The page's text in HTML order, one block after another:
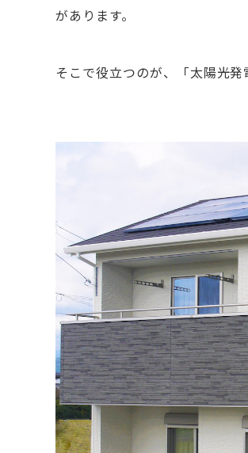
があります。
そこで役立つのが、「太陽光発